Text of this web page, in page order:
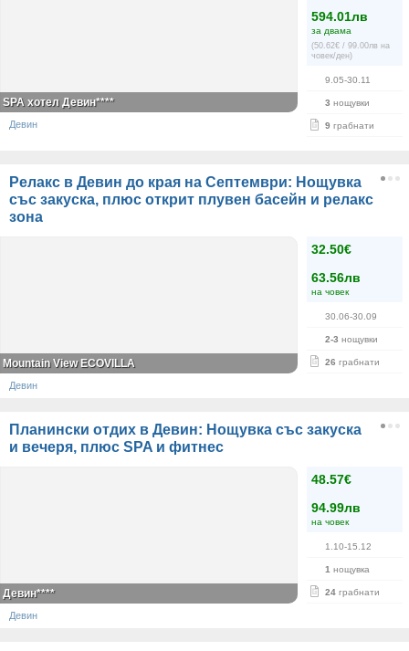
594.01лв
за двама
(50.62€ / 99.00лв на
човек/ден)
9.05-30.11
3 нощувки
9 грабнати
SPA хотел Девин****
Девин
Релакс в Девин до края на Септември: Нощувка
със закуска, плюс открит плувен басейн и релакс
зона
32.50€
63.56лв
на човек
30.06-30.09
2-3 нощувки
26 грабнати
Mountain View ECOVILLA
Девин
Планински отдих в Девин: Нощувка със закуска
и вечеря, плюс SPA и фитнес
48.57€
94.99лв
на човек
1.10-15.12
1 нощувка
24 грабнати
Девин****
Девин